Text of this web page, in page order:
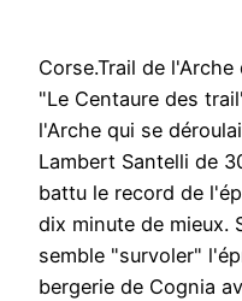
Corse.Trail de
"Le Centaure des
l'Arche qui se
Lambert Santelli de
battu le record de
dix minute de mieux.
semble "survoler"
bergerie de Cognia